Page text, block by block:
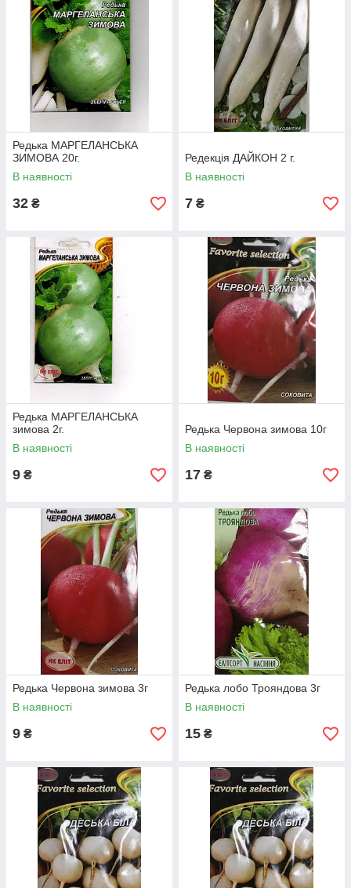
Редька МАРГЕЛАНСЬКА
ЗИМОВА 20г.
В наявності
32 ₴
Редекція ДАЙКОН 2 г.
В наявності
7 ₴
Редька МАРГЕЛАНСЬКА
зимова 2г.
В наявності
9 ₴
Редька Червона зимова 10г
В наявності
17 ₴
Редька Червона зимова 3г
В наявності
9 ₴
Редька лобо Трояндова 3г
В наявності
15 ₴